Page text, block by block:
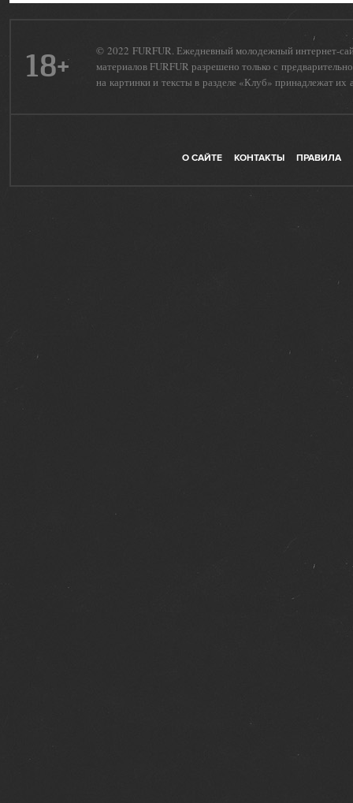
18+
© 2022 FURFUR. Ежедневный молодежный интернет-
материалов FURFUR разрешено только с
на картинки и тексты в разделе «Клуб» принадлежат их
О САЙТЕ КОНТАКТЫ ПРАВИЛА